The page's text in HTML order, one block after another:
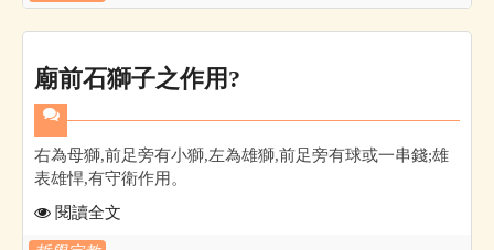
廟前石獅子之作用?
右為母獅,前足旁有小獅,左為雄獅,前足旁有球或一串錢;雄
表雄悍,有守衛作用。
閱讀全文